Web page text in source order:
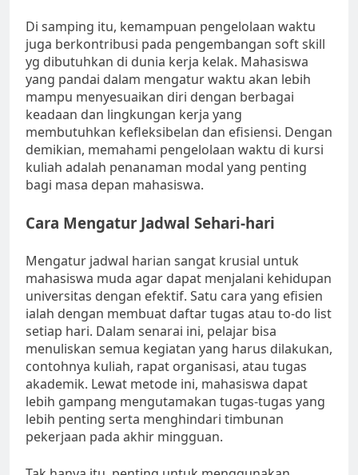
Di samping itu, kemampuan pengelolaan waktu
juga berkontribusi pada pengembangan soft skill
yg dibutuhkan di dunia kerja kelak. Mahasiswa
yang pandai dalam mengatur waktu akan lebih
mampu menyesuaikan diri dengan berbagai
keadaan dan lingkungan kerja yang
membutuhkan kefleksibelan dan efisiensi. Dengan
demikian, memahami pengelolaan waktu di kursi
kuliah adalah penanaman modal yang penting
bagi masa depan mahasiswa.
Cara Mengatur Jadwal Sehari-hari
Mengatur jadwal harian sangat krusial untuk
mahasiswa muda agar dapat menjalani kehidupan
universitas dengan efektif. Satu cara yang efisien
ialah dengan membuat daftar tugas atau to-do list
setiap hari. Dalam senarai ini, pelajar bisa
menuliskan semua kegiatan yang harus dilakukan,
contohnya kuliah, rapat organisasi, atau tugas
akademik. Lewat metode ini, mahasiswa dapat
lebih gampang mengutamakan tugas-tugas yang
lebih penting serta menghindari timbunan
pekerjaan pada akhir mingguan.